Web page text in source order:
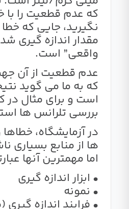
که عدم قطعیت را با
نگیرید، جایی که
مقدار اندازه گیری
واقعی” است.
عدم قطعیت از آن
که به ما می گوید
است و برای مثال در
بررسی تلرانس ها
در آزمایشگاه،
ها از منابع بسیاری
اما مهمترین آنها
• ابزار اندازه گیری
• نمونه
• فرایند اندازه